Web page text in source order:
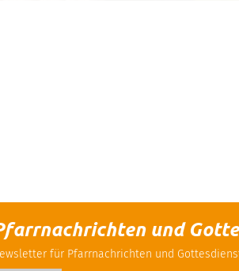
und
für Pfarrnachrichten und